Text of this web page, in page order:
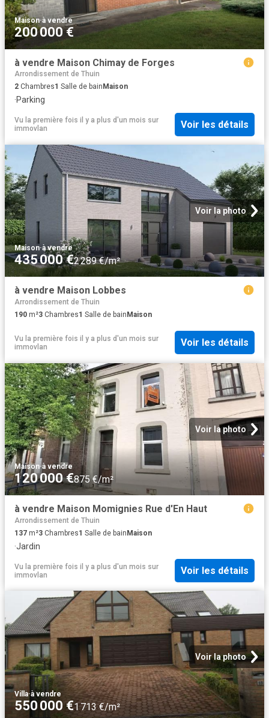
Maison·à vendre
200 000 €
à vendre Maison Chimay de Forges
Arrondissement de Thuin
2 Chambres1 Salle de bain Maison
·Parking
Vu la première fois il y a plus d'un mois sur
immovlan
Voir les détails
Voir la photo
Maison·à vendre
435 000 €2 289 €/m²
à vendre Maison Lobbes
Arrondissement de Thuin
190 m²3 Chambres1 Salle de bain Maison
Vu la première fois il y a plus d'un mois sur
immovlan
Voir les détails
Voir la photo
Maison·à vendre
120 000 €875 €/m²
à vendre Maison Momignies Rue d'En Haut
Arrondissement de Thuin
137 m²3 Chambres1 Salle de bainMaison
·Jardin
Vu la première fois il y a plus d'un mois sur
immovlan
Voir les détails
Voir la photo
Villa·à vendre
550 000 €1 713 €/m²